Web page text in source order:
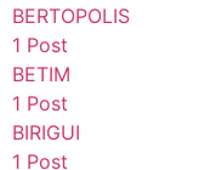
BERTOPOLIS
1 Post
BETIM
1 Post
BIRIGUI
1 Post